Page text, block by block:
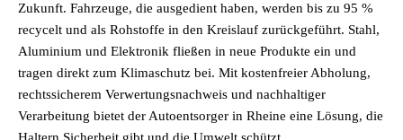
Zukunft. Fahrzeuge, die ausgedient haben, werden bis zu 95 %
recycelt und als Rohstoffe in den Kreislauf zurückgeführt. Stahl,
Aluminium und Elektronik fließen in neue Produkte ein und
tragen direkt zum Klimaschutz bei. Mit kostenfreier Abholung,
rechtssicherem Verwertungsnachweis und nachhaltiger
Verarbeitung bietet der Autoentsorger in Rheine eine Lösung, die